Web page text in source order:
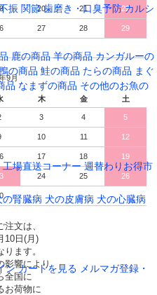
振 関節 歯磨き・口臭予防 カルシ
鹿の商品 羊の商品 カンガルーの
の商品 鮭の商品 たらの商品 まぐ
品 なまずの商品 その他のお魚の
工場直送コーナー 週替わりお得市
の腎臓病 犬の皮膚病 犬の心臓病
ン カートを見る メルマガ登録・
20 21 22
27 28 29
9月
木 金 土
3 4 5
10 11 12
17 18 19
24 25 26
注文は、
10日(月)
ます。
影響により
全国に
お荷物に